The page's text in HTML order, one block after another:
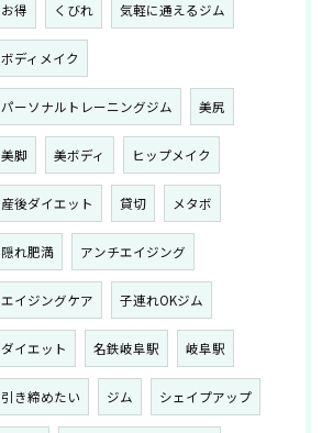
お得 くびれ 気軽に通えるジム
ボディメイク
パーソナルトレーニングジム 美尻
美脚 美ボディ ヒップメイク
産後ダイエット 貸切 メタボ
隠れ肥満 アンチエイジング
エイジングケア 子連れOKジム
ダイエット 名鉄岐阜駅 岐阜駅
引き締めたい ジム シェイプアップ